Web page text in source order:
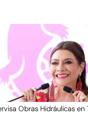
Obras Hidráulicas en